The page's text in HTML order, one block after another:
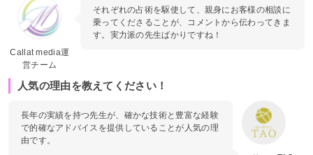
Callat media運
営チーム
それぞれの占術を駆使して、親身にお客様の相談に
乗ってくださることが、コメントから伝わってきま
す。実力派の先生ばかりですね！
人気の理由を教えてください！
長年の実績を持つ先生が、確かな技術と豊富な経験
で的確なアドバイスを提供していることが人気の理
由です。